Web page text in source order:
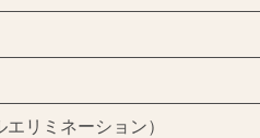
リミネーション）